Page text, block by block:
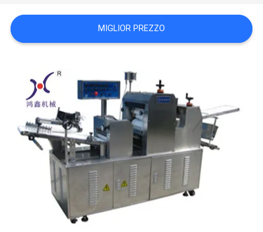
CHIEDI UN
PREVENTIVO
MAPPA
SITO
PRIVACY
POLICY
MIGLIOR PREZZO